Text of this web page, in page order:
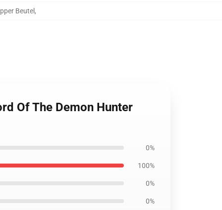
Beutel ,
Of The Demon Hunter
0%
100%
0%
0%